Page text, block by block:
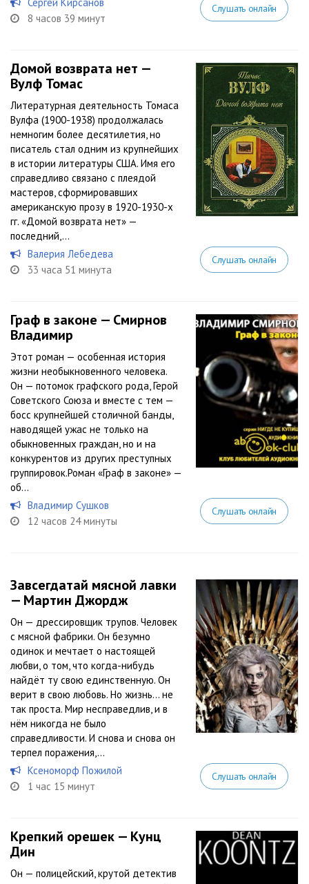
8 часов 39 минут
Слушать онлайн
Домой возврата нет —
Вулф Томас
Литературная деятельность Томаса
Вулфа (1900-1938) продолжалась
немногим более десятилетия, но
писатель стал одним из крупнейших
в истории литературы США. Имя его
справедливо связано с плеядой
мастеров, сформировавших
американскую прозу в 1920-1930-х
гг. «Домой возврата нет» —
последний,...
Валерия Лебедева
33 часа 51 минута
Слушать онлайн
Граф в законе — Смирнов
Владимир
Этот роман — особенная история
жизни необыкновенного человека.
Он — потомок графского рода, Герой
Советского Союза и вместе с тем —
босс крупнейшей столичной банды,
наводящей ужас не только на
обыкновенных граждан, но и на
конкурентов из других преступных
группировок.Роман «Граф в законе» —
об...
Владимир Сушков
12 часов 24 минуты
Слушать онлайн
Завсегдатай мясной лавки
— Мартин Джордж
Он — дрессировщик трупов. Человек
с мясной фабрики. Он безумно
одинок и мечтает о настоящей
любви, о том, что когда-нибудь
найдёт ту свою единственную. Он
верит в свою любовь. Но жизнь… не
так проста. Мир несправедлив, и в
нём никогда не было
справедливости. И снова и снова он
терпел поражения,...
Ксеноморф Пожилой
1 час 15 минут
Слушать онлайн
Крепкий орешек — Кунц
Дин
Он — полицейский, крутой детектив